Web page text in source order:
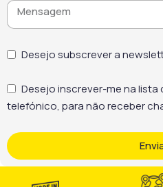
após aplicação. Por fim, a
aplica o produto de forma
complementar com
escovagem leve, se
contextos de obra. Por
fim, a aplicação é simples e
Desejo subscrever a
Desejo inscrever-me na
telefónico, para não receber